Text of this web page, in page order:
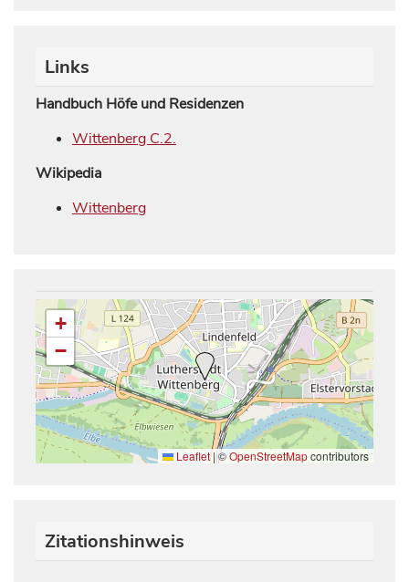
Links
Handbuch Höfe und Residenzen
Wittenberg C.2.
Wikipedia
Wittenberg
+
−
Leaflet |©OpenStreetMapcontributors
Zitationshinweis